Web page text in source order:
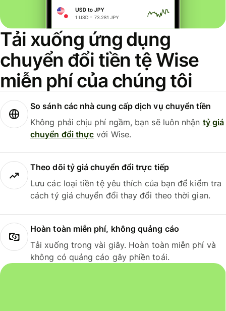
Tải xuống ứng dụng
chuyển đổi tiền tệ Wise
miễn phí của chúng tôi
So sánh các nhà cung cấp dịch vụ chuyển tiền
Không phải chịu phí ngầm, bạn sẽ luôn nhận tỷ giá
chuyển đổi thực với Wise.
Theo dõi tỷ giá chuyển đổi trực tiếp
Lưu các loại tiền tệ yêu thích của bạn để kiểm tra
cách tỷ giá chuyển đổi thay đổi theo thời gian.
Hoàn toàn miễn phí, không quảng cáo
Tải xuống trong vài giây. Hoàn toàn miễn phí và
không có quảng cáo gây phiền toái.